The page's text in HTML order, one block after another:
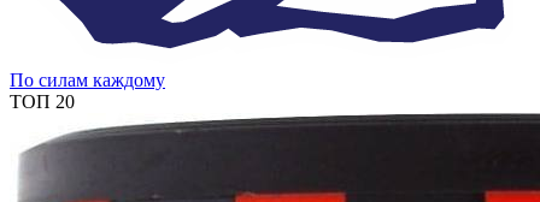
По силам каждому
ТОП 20